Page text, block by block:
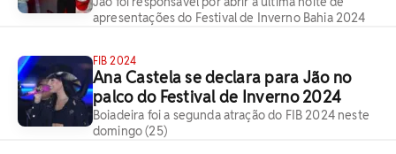
apresentações do Festival de Inverno Bahia 2024
FIB 2024
Ana Castela se declara para Jão no
palco do Festival de Inverno 2024
Boiadeira foi a segunda atração do FIB 2024 neste
domingo (25)